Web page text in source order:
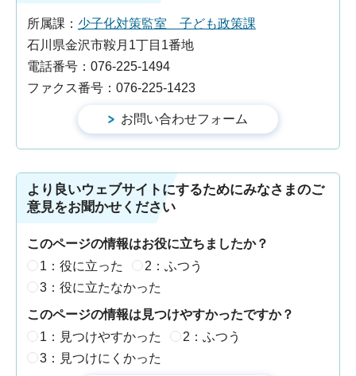
所属課： 少子化対策監室 子ども政策課
石川県金沢市鞍月1丁目1番地
電話番号：076-225-1494
ファクス番号：076-225-1423
より良いウェブサイトにするためにみなさまのご
意見をお聞かせください
このページの情報はお役に立ちましたか？
1：役に立った
2：ふつう
3：役に立たなかった
このページの情報は見つけやすかったですか？
1：見つけやすかった
2：ふつう
3：見つけにくかった